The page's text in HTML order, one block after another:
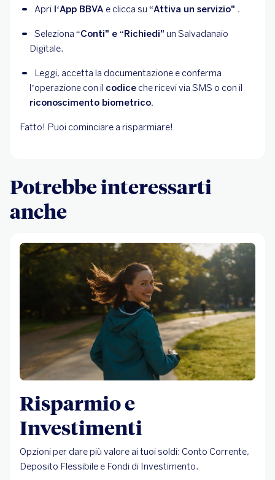
Apri l‘App BBVA e clicca su “Attiva un servizio" .
Seleziona “Conti" e “Richiedi" un Salvadanaio
Digitale.
Leggi, accetta la documentazione e conferma
l’operazione con il codice che ricevi via SMS o con il
riconoscimento biometrico.
Fatto! Puoi cominciare a risparmiare!
Potrebbe interessarti
anche
Risparmio e
Investimenti
Opzioni per dare più valore ai tuoi soldi: Conto Corrente,
Deposito Flessibile e Fondi di Investimento.